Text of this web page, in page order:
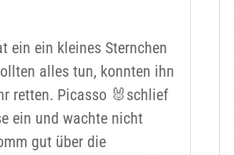
ein ein kleines Sternchen
alles tun, konnten ihn
retten. Picasso 🐰schlief
ein und wachte nicht
gut über die